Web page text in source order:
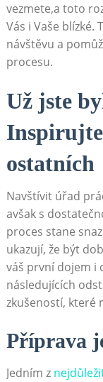
vezmete,a toto
Vás i Vaše
návštěvu a
procesu.
Už ⁣jste
⁣Inspirujte
ostatních
Navštívit úřad
‌avšak s
proces stane​
ukazují, že být
váš první ‌dojem i
následujících
zkušeností, které
Příprava
Jedním z⁤